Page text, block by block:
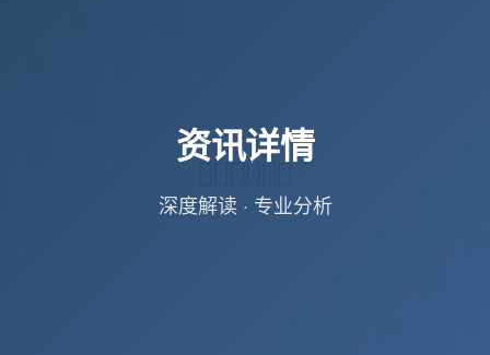
资讯详情
深度解读 · 专业分析